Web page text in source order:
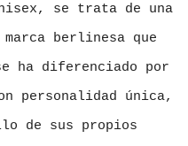
se trata de una
marca berlinesa que
ha diferenciado por
personalidad única,
de sus propios